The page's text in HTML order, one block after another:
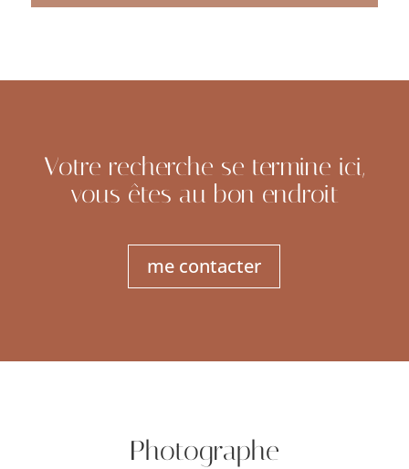
Votre recherche se termine ici,
vous êtes au bon endroit
me contacter
Photographe